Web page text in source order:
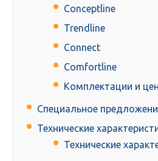
Conceptline
Trendline
Connect
Comfortline
Комплектации и
Специальное
Технические
Технические